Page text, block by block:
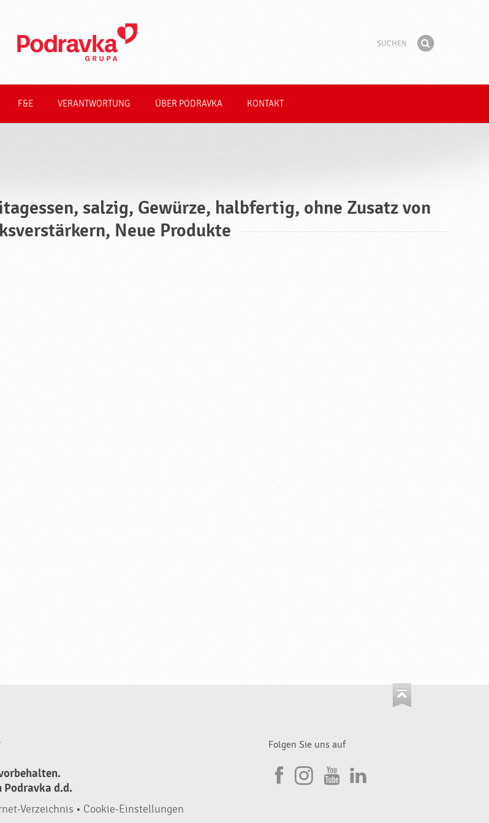
F&E VERANTWORTUNG ÜBER PODRAVKA KONTAKT
salzig, Gewürze, halbfertig, ohne Zusatz von
Neue Produkte
d.d.
Verzeichnis • Cookie-Einstellungen
Folgen Sie uns auf
I